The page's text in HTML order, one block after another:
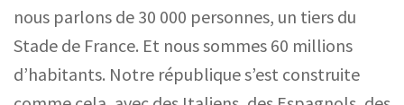
nous parlons de 30 000 personnes, un tiers du
Stade de France. Et nous sommes 60 millions
d’habitants. Notre république s’est construite